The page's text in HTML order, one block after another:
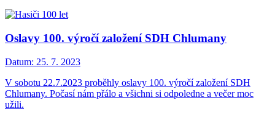
Oslavy 100. výročí založení SDH Chlumany
Datum: 25. 7. 2023
V sobotu 22.7.2023 proběhly oslavy 100. výročí založení SDH
Chlumany. Počasí nám přálo a všichni si odpoledne a večer moc
užili.